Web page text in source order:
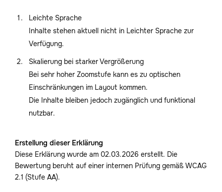
Leichte Sprache
Inhalte stehen aktuell nicht in Leichter Sprache zur
Verfügung.
Skalierung bei starker Vergrößerung
Bei sehr hoher Zoomstufe kann es zu optischen
Einschränkungen im Layout kommen.
Die Inhalte bleiben jedoch zugänglich und funktional
nutzbar.
Erstellung dieser Erklärung
Diese Erklärung wurde am 02.03.2026 erstellt. Die
Bewertung beruht auf einer internen Prüfung gemäß WCAG
2.1 (Stufe AA).